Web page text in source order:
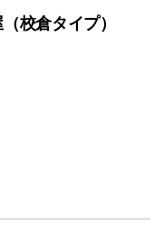
校倉タイプ）